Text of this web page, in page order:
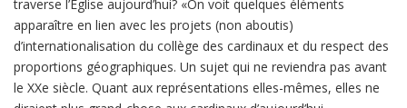
traverse l’Eglise aujourd’hui? «On voit quelques éléments
apparaître en lien avec les projets (non aboutis)
d’internationalisation du collège des cardinaux et du respect des
proportions géographiques. Un sujet qui ne reviendra pas avant
le XXe siècle. Quant aux représentations elles-mêmes, elles ne